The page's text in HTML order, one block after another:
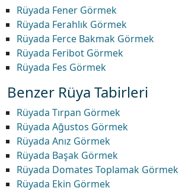
Rüyada Fener Görmek
Rüyada Ferahlık Görmek
Rüyada Ferce Bakmak Görmek
Rüyada Feribot Görmek
Rüyada Fes Görmek
Benzer Rüya Tabirleri
Rüyada Tırpan Görmek
Rüyada Ağustos Görmek
Rüyada Anız Görmek
Rüyada Başak Görmek
Rüyada Domates Toplamak Görmek
Rüyada Ekin Görmek